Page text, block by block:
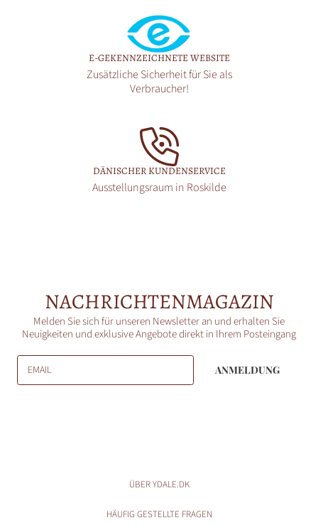
E-GEKENNZEICHNETE WEBSITE
Zusätzliche Sicherheit für Sie als
Verbraucher!
DÄNISCHER KUNDENSERVICE
Ausstellungsraum in Roskilde
NACHRICHTENMAGAZIN
Melden Sie sich für unseren Newsletter an und erhalten Sie
Neuigkeiten und exklusive Angebote direkt in Ihrem Posteingang
EMAIL ANMELDUNG
ÜBER YDALE.DK
HÄUFIG GESTELLTE FRAGEN